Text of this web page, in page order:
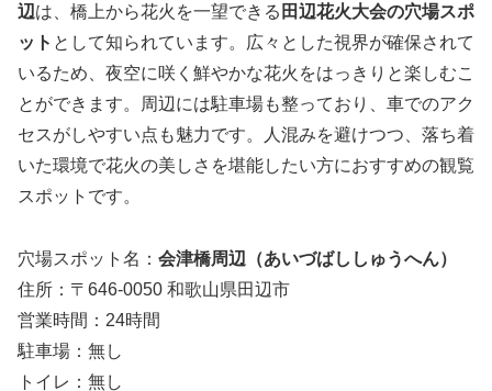
辺は、橋上から花火を一望できる 田辺花火大会の穴場スポ
ット として知られています。広々とした視界が確保されて
いるため、夜空に咲く鮮やかな花火をはっきりと楽しむこ
とができます。周辺には駐車場も整っており、車でのアク
セスがしやすい点も魅力です。人混みを避けつつ、落ち着
いた環境で花火の美しさを堪能したい方におすすめの観覧
スポットです。
穴場スポット名： 会津橋周辺（あいづばししゅうへん）
住所：〒646-0050 和歌山県田辺市
営業時間：24時間
駐車場：無し
トイレ：無し